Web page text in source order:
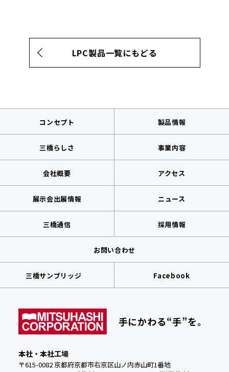
LPC製品一覧にもどる
コンセプト 製品情報
三橋らしさ 事業内容
会社概要 アクセス
展示会出展情報 ニュース
三橋通信 採用情報
お問い合わせ
三橋サンブリッジ Facebook
手にかわる“手”を。
本社・本社工場
〒615-0082 京都府京都市右京区山ノ内赤山町1番地